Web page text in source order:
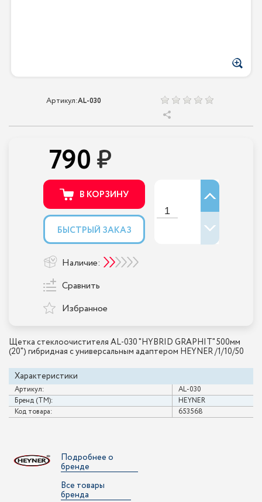
Артикул:AL-030
Щетка стеклоочистителя AL-030 "HYBRID GRAPHIT" 500мм
(20") гибридная с универсальным адаптером HEYNER /1/10/50
Характеристики
Артикул:
AL-030
Бренд (ТМ):
HEYNER
Код товара:
653568
790
В КОРЗИНУ
БЫСТРЫЙ ЗАКАЗ
Наличие:
Сравнить
Избранное
Подробнее о
бренде
Все товары
бренда